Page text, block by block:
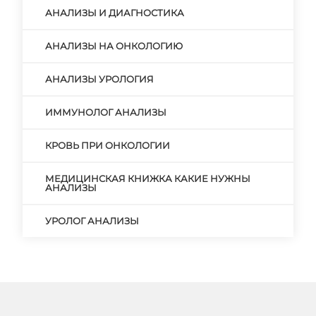
АНАЛИЗЫ И ДИАГНОСТИКА
АНАЛИЗЫ НА ОНКОЛОГИЮ
АНАЛИЗЫ УРОЛОГИЯ
ИММУНОЛОГ АНАЛИЗЫ
КРОВЬ ПРИ ОНКОЛОГИИ
МЕДИЦИНСКАЯ КНИЖКА КАКИЕ НУЖНЫ
АНАЛИЗЫ
УРОЛОГ АНАЛИЗЫ